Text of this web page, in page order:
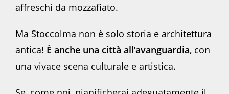
affreschi da mozzafiato.
Ma Stoccolma non è solo storia e architettura
antica! È anche una città all’avanguardia, con
una vivace scena culturale e artistica.